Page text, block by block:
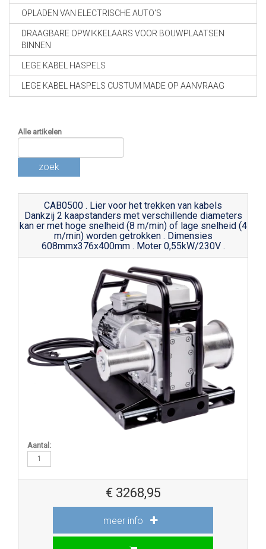
OPLADEN VAN ELECTRISCHE AUTO'S
DRAAGBARE OPWIKKELAARS VOOR BOUWPLAATSEN
BINNEN
LEGE KABEL HASPELS
LEGE KABEL HASPELS CUSTUM MADE OP AANVRAAG
Alle artikelen
zoek
CAB0500 . Lier voor het trekken van kabels
Dankzij 2 kaapstanders met verschillende diameters
kan er met hoge snelheid (8 m/min) of lage snelheid (4
m/min) worden getrokken . Dimensies
608mmx376x400mm . Moter 0,55kW/230V .
Aantal:
€ 3268,95
meer info